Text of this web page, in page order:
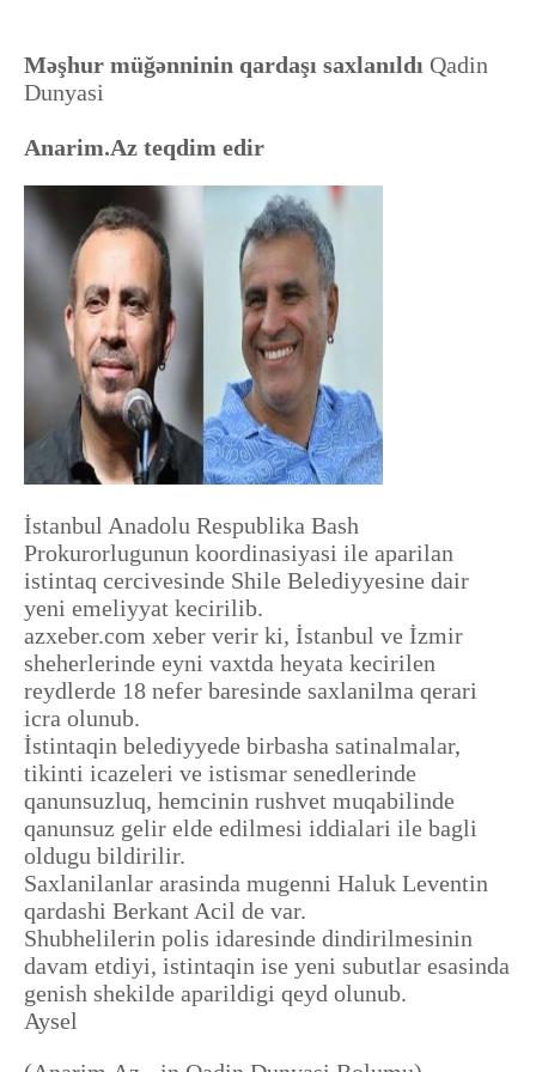
Məşhur müğənninin qardaşı saxlanıldı Qadin
Dunyasi
Anarim.Az teqdim edir
İstanbul Anadolu Respublika Bash
Prokurorlugunun koordinasiyasi ile aparilan
istintaq cercivesinde Shile Belediyyesine dair
yeni emeliyyat kecirilib.
azxeber.com xeber verir ki, İstanbul ve İzmir
sheherlerinde eyni vaxtda heyata kecirilen
reydlerde 18 nefer baresinde saxlanilma qerari
icra olunub.
İstintaqin belediyyede birbasha satinalmalar,
tikinti icazeleri ve istismar senedlerinde
qanunsuzluq, hemcinin rushvet muqabilinde
qanunsuz gelir elde edilmesi iddialari ile bagli
oldugu bildirilir.
Saxlanilanlar arasinda mugenni Haluk Leventin
qardashi Berkant Acil de var.
Shubhelilerin polis idaresinde dindirilmesinin
davam etdiyi, istintaqin ise yeni subutlar esasinda
genish shekilde aparildigi qeyd olunub.
Aysel